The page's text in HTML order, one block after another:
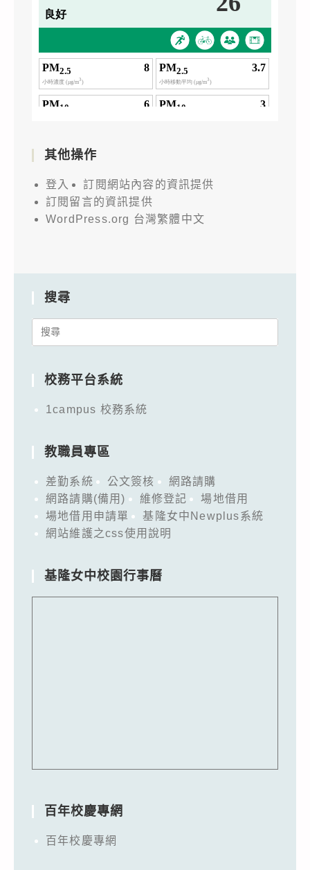
其他操作
登入
訂閱網站內容的資訊提供
訂閱留言的資訊提供
WordPress.org 台灣繁體中文
搜尋
Search
校務平台系統
1campus 校務系統
教職員專區
差勤系統 公文簽核
網路請購
網路請購(備用)
維修登記
場地借用
場地借用申請單
基隆女中Newplus系統
網站維護之css使用說明
基隆女中校園行事曆
百年校慶專網
百年校慶專網